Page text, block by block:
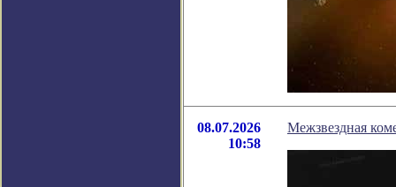
08.07.2026
10:58
Межзвездная